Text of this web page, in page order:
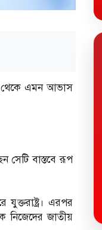
থেকে এমন আভাস
সেটি বাস্তবে রূপ
এরপর
নিজেদের জাতীয়